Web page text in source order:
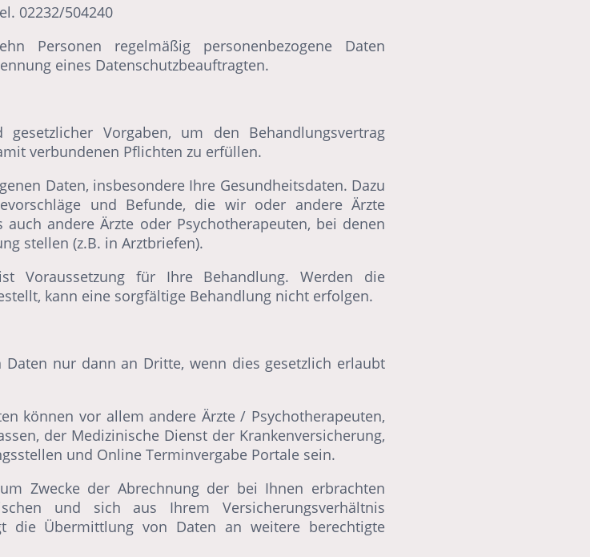
02232/504240
Personen regelmäßig personenbezogene Daten
eines Datenschutzbeauftragten.
Vorgaben, um den Behandlungsvertrag
verbundenen Pflichten zu erfüllen.
Daten, insbesondere Ihre Gesundheitsdaten. Dazu
und Befunde, die wir oder andere Ärzte
andere Ärzte oder Psychotherapeuten, bei denen
stellen (z.B. in Arztbriefen).
Voraussetzung für Ihre Behandlung. Werden die
kann eine sorgfältige Behandlung nicht erfolgen.
nur dann an Dritte, wenn dies gesetzlich erlaubt
können vor allem andere Ärzte / Psychotherapeuten,
der Medizinische Dienst der Krankenversicherung,
und Online Terminvergabe Portale sein.
Zwecke der Abrechnung der bei Ihnen erbrachten
und sich aus Ihrem Versicherungsverhältnis
die Übermittlung von Daten an weitere berechtigte